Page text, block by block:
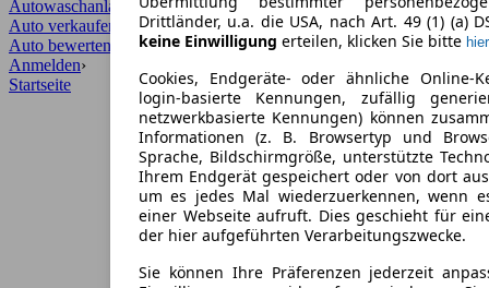
Autowaschanlagen
Auto verkaufen
Auto bewerten
Anmelden›
Drittländer, u.a. die USA, nach Art. 49 (1) (a)
keine Einwilligung erteilen, klicken Sie bitte hier
Cookies, Endgeräte- oder ähnliche Online-
login-basierte Kennungen, zufällig
netzwerkbasierte Kennungen) können
Informationen (z. B. Browsertyp und
Sprache, Bildschirmgröße, unterstützte
Ihrem Endgerät gespeichert oder von dort
um es jedes Mal wiederzuerkennen, wenn
einer Webseite aufruft. Dies geschieht für
der hier aufgeführten Verarbeitungszwecke.
Sie können Ihre Präferenzen jederzeit
Startseite